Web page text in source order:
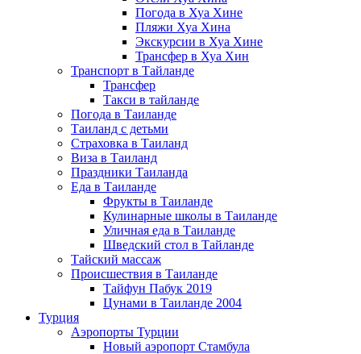
Погода в Хуа Хине
Пляжи Хуа Хина
Экскурсии в Хуа Хине
Трансфер в Хуа Хин
Транспорт в Тайланде
Трансфер
Такси в тайланде
Погода в Таиланде
Таиланд с детьми
Страховка в Таиланд
Виза в Таиланд
Праздники Таиланда
Еда в Таиланде
Фрукты в Таиланде
Кулинарные школы в Таиланде
Уличная еда в Таиланде
Шведский стол в Тайланде
Тайский массаж
Происшествия в Таиланде
Тайфун Пабук 2019
Цунами в Таиланде 2004
Турция
Аэропорты Турции
Новый аэропорт Стамбула